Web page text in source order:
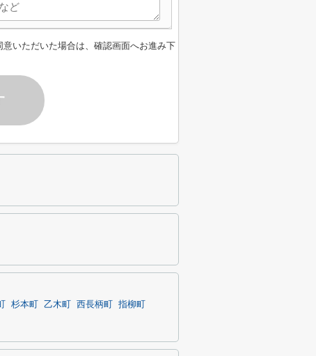
いただいた場合は、確認画面へお進み下
杉本町 乙木町 西長柄町
指柳町